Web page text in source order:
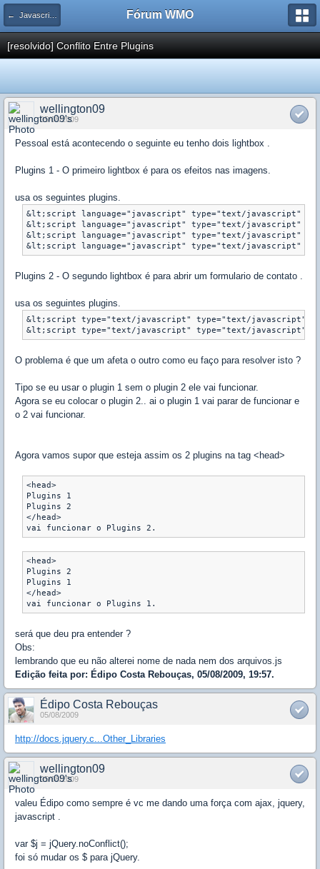
← Javascript / DOM / AJAX / ECMAScript Fórum WMO
[resolvido] Conflito Entre Plugins
wellington09
05/08/2009
Pessoal está acontecendo o seguinte eu tenho dois lightbox .
Plugins 1 - O primeiro lightbox é para os efeitos nas imagens.
usa os seguintes plugins.
&lt;script language="javascript" type="text/javascript"
&lt;script language="javascript" type="text/javascript"
&lt;script language="javascript" type="text/javascript"
&lt;script language="javascript" type="text/javascript"
Plugins 2 - O segundo lightbox é para abrir um formulario de contato .
usa os seguintes plugins.
&lt;script type="text/javascript" type="text/javascript"
&lt;script type="text/javascript" type="text/javascript"
O problema é que um afeta o outro como eu faço para resolver isto ?
Tipo se eu usar o plugin 1 sem o plugin 2 ele vai funcionar.
Agora se eu colocar o plugin 2.. ai o plugin 1 vai parar de funcionar e
o 2 vai funcionar.
Agora vamos supor que esteja assim os 2 plugins na tag <head>
<head>
Plugins 1
Plugins 2
</head>
vai funcionar o Plugins 2.
<head>
Plugins 2
Plugins 1
</head>
vai funcionar o Plugins 1.
será que deu pra entender ?
Obs:
lembrando que eu não alterei nome de nada nem dos arquivos.js
Edição feita por: Édipo Costa Rebouças, 05/08/2009, 19:57.
Édipo Costa Rebouças
05/08/2009
http://docs.jquery.c...Other_Libraries
wellington09
05/08/2009
valeu Édipo como sempre é vc me dando uma força com ajax, jquery,
javascript .
var $j = jQuery.noConflict();
foi só mudar os $ para jQuery.